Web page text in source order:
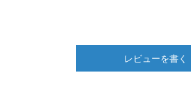
レビューを書く